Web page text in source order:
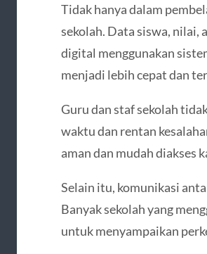
Tidak hanya dalam
sekolah. Data siswa, nilai,
digital menggunakan
menjadi lebih cepat dan
Guru dan staf sekolah
waktu dan rentan
aman dan mudah diakses
Selain itu, komunikasi
Banyak sekolah yang
untuk menyampaikan